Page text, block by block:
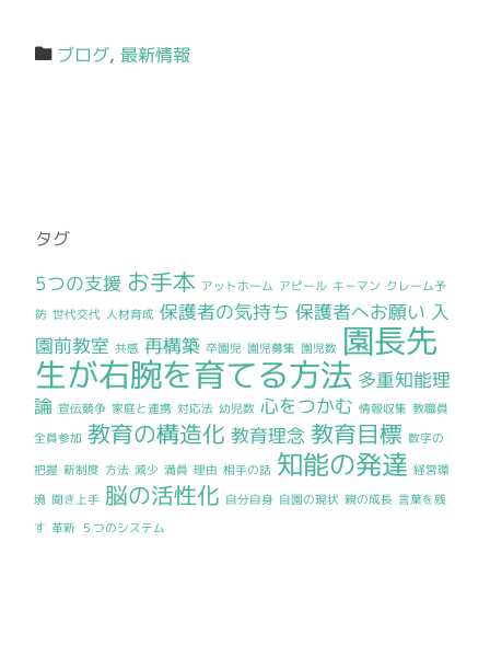
ブログ,最新情報
タグ
5つの支援 お手本 アットホーム アピール キーマン クレーム予
防 世代交代 人材育成 保護者の気持ち 保護者へお願い 入
園前教室 共感 再構築 卒園児 園児募集 園児数 園長先
生が右腕を育てる方法 多重知能理
論 宣伝競争 家庭と連携 対応法 幼児数 心をつかむ 情報収集 教職員
全員参加 教育の構造化 教育理念 教育目標 数字の
把握 新制度 方法 減少 満員 理由 相手の話 知能の発達 経営環
境 聞き上手 脳の活性化 自分自身 自園の現状 親の成長 言葉を残
す 革新 ５つのシステム